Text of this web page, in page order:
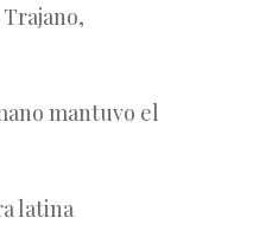
mantuvo el
latina